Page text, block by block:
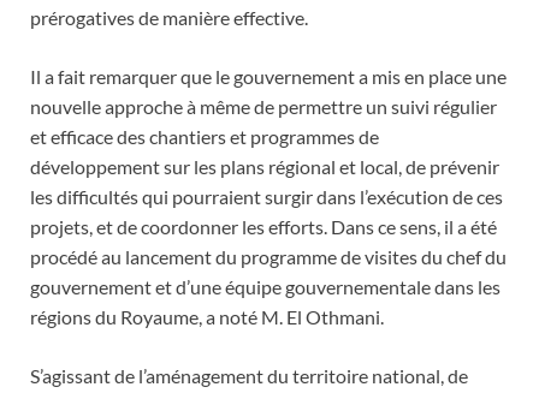
prérogatives de manière effective.
Il a fait remarquer que le gouvernement a mis en place une
nouvelle approche à même de permettre un suivi régulier
et efficace des chantiers et programmes de
développement sur les plans régional et local, de prévenir
les difficultés qui pourraient surgir dans l’exécution de ces
projets, et de coordonner les efforts. Dans ce sens, il a été
procédé au lancement du programme de visites du chef du
gouvernement et d’une équipe gouvernementale dans les
régions du Royaume, a noté M. El Othmani.
S’agissant de l’aménagement du territoire national, de